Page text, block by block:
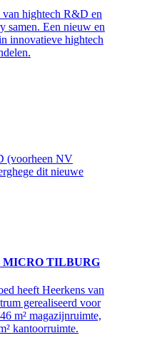
hightech R&D en
samen. Een nieuw en
innovatieve hightech
(voorheen NV
dit nieuwe
MICRO TILBURG
heeft Heerkens van
gerealiseerd voor
m² magazijnruimte,
kantoorruimte.